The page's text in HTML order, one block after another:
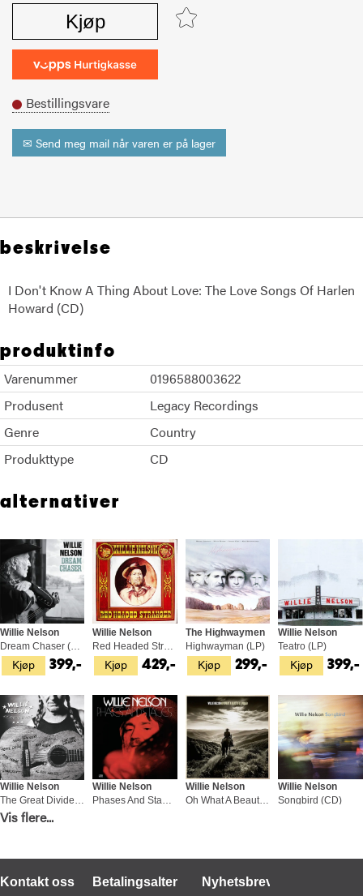
Kjøp
Bestillingsvare
✉ Send meg mail når varen er på lager
beskrivelse
I Don't Know A Thing About Love: The Love Songs Of Harlen
Howard (CD)
produktinfo
Varenummer
0196588003622
Produsent
Legacy Recordings
Genre
Country
Produkttype
CD
alternativer
Kjøp
Willie Nelson
Dream Chaser (LP)
399,- Kjøp
Willie Nelson
Red Headed Stranger (LP)
429,- Kjøp
The Highwaymen
Highwayman (LP)
299,- Kjøp
Willie Nelson
Teatro (LP)
399,-
Kjøp
Willie Nelson
The Great Divide (CD)
179,-
Willie Nelson
Phases And Stages - LTD (LP)
Willie Nelson
Oh What A Beautiful World (LP)
Willie Nelson
Songbird (CD)
Vis flere...
Kontakt oss BetalingsalternativerNyhetsbrev